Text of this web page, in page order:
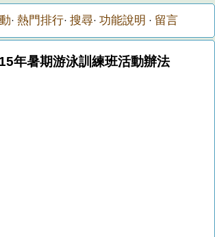
· 熱門排行· 搜尋· 功能說明 · 留言
年暑期游泳訓練班活動辦法